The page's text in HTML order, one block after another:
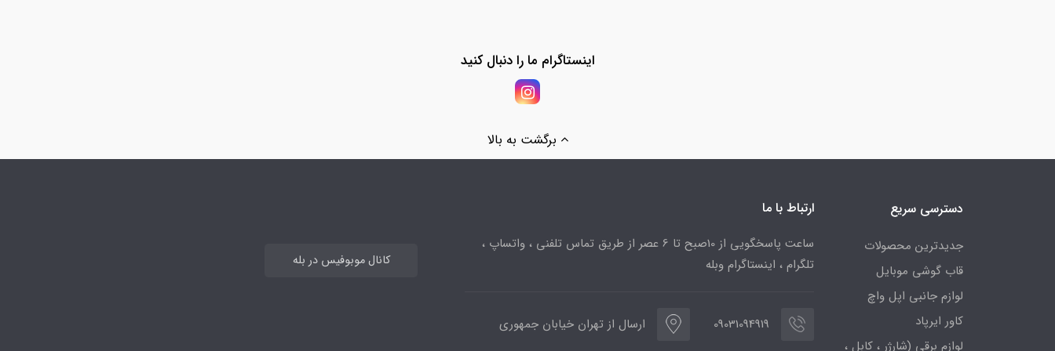
اینستاگرام ما را دنبال کنید
برگشت به بالا
دسترسی سریع
جدیدترین محصولات
قاب گوشی موبایل
لوازم جانبی اپل واچ
کاور ایرپاد
لوازم برقی (شارژر ، کابل ،
ارتباط با ما
ساعت پاسخگویی از 10صبح تا 6 عصر از طریق تماس تلفنی ، واتساپ ،
تلگرام ، اینستاگرام وبله
09031094919 ارسال از تهران خیابان جمهوری
کانال موبوفیس در بله